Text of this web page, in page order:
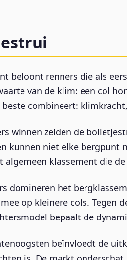
beloont renners die als
van de klim: een col
combineert:
winnen zelden de
kunnen niet elke bergpunt
algemeen klassement die
domineren het
op kleinere cols. Tegen
bepaalt de
beïnvloedt de